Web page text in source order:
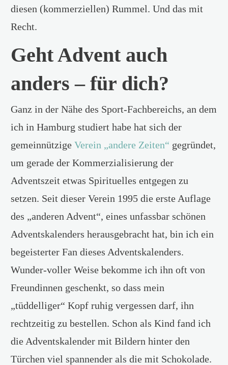
diesen (kommerziellen) Rummel. Und das mit
Recht.
Geht Advent auch
anders – für dich?
Ganz in der Nähe des Sport-Fachbereichs, an dem
ich in Hamburg studiert habe hat sich der
gemeinnützige Verein „andere Zeiten“ gegründet,
um gerade der Kommerzialisierung der
Adventszeit etwas Spirituelles entgegen zu
setzen. Seit dieser Verein 1995 die erste Auflage
des „anderen Advent“, eines unfassbar schönen
Adventskalenders herausgebracht hat, bin ich ein
begeisterter Fan dieses Adventskalenders.
Wunder-voller Weise bekomme ich ihn oft von
Freundinnen geschenkt, so dass mein
„tüddelliger“ Kopf ruhig vergessen darf, ihn
rechtzeitig zu bestellen. Schon als Kind fand ich
die Adventskalender mit Bildern hinter den
Türchen viel spannender als die mit Schokolade.